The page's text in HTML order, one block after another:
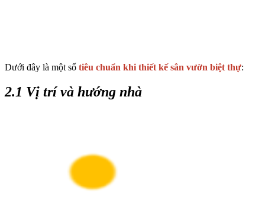
Dưới đây là một số tiêu chuẩn khi thiết kế sân vườn biệt thự:
2.1 Vị trí và hướng nhà